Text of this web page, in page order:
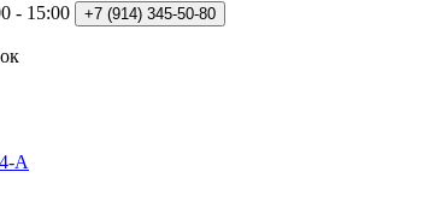
- 15:00 +7 (914) 345-50-80
А